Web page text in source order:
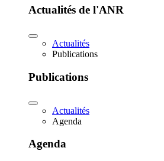
Actualités de l'ANR
Actualités
Publications
Publications
Actualités
Agenda
Agenda